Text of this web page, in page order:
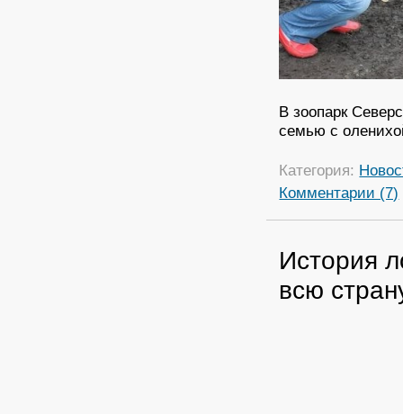
В зоопарк
семью с
Категория:
Комментарии (7)
История
всю